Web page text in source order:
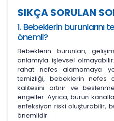
SIKÇA SORULAN
1. Bebeklerin
önemli?
Bebeklerin burunları,
anlamıyla işlevsel olmayabilir.
rahat nefes alamamaya
temizliği, bebeklerin nefes
kalitesini artırır ve
engeller. Ayrıca, burun
enfeksiyon riski oluşturabilir,
önemlidir.